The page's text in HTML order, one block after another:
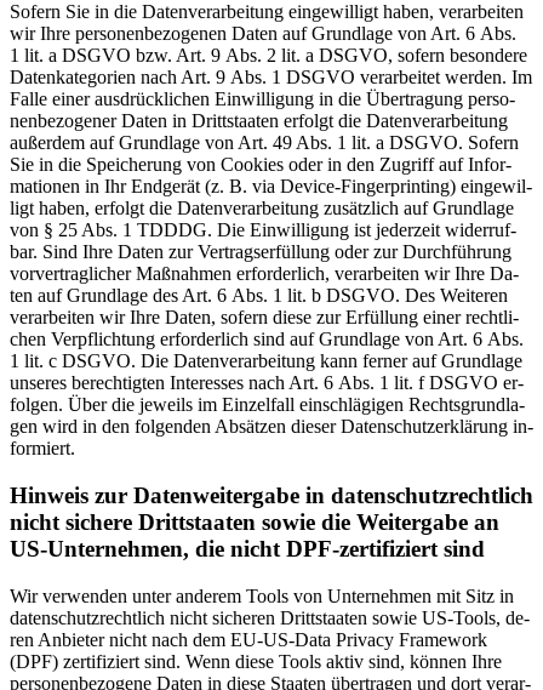
So­fern Sie in die Da­ten­ver­ar­bei­tung ein­ge­wil­ligt ha­ben, ver­ar­bei­ten
wir Ihre per­so­nen­be­zo­ge­nen Da­ten auf Grund­la­ge von Art. 6 Abs.
1 lit. a DSGVO bzw. Art. 9 Abs. 2 lit. a DSGVO, so­fern be­son­de­re
Da­ten­ka­te­go­rien nach Art. 9 Abs. 1 DSGVO ver­ar­bei­tet wer­den. Im
Fal­le ei­ner aus­drück­li­chen Ein­wil­li­gung in die Über­tra­gung per­so­
nen­be­zo­ge­ner Da­ten in Dritt­staa­ten er­folgt die Da­ten­ver­ar­bei­tung
au­ßer­dem auf Grund­la­ge von Art. 49 Abs. 1 lit. a DSGVO. So­fern
Sie in die Spei­che­rung von Coo­kies oder in den Zu­griff auf In­for­
ma­tio­nen in Ihr End­ge­rät (z. B. via De­vice-Fin­ger­prin­ting) ein­ge­wil­
ligt ha­ben, er­folgt die Da­ten­ver­ar­bei­tung zu­sätz­lich auf Grund­la­ge
von § 25 Abs. 1 TDDDG. Die Ein­wil­li­gung ist je­der­zeit wi­der­ruf­
bar. Sind Ihre Da­ten zur Ver­trags­er­fül­lung oder zur Durch­füh­rung
vor­ver­trag­li­cher Maß­nah­men er­for­der­lich, ver­ar­bei­ten wir Ihre Da­
ten auf Grund­la­ge des Art. 6 Abs. 1 lit. b DSGVO. Des Wei­te­ren
ver­ar­bei­ten wir Ihre Da­ten, so­fern die­se zur Er­fül­lung ei­ner recht­li­
chen Ver­pflich­tung er­for­der­lich sind auf Grund­la­ge von Art. 6 Abs.
1 lit. c DSGVO. Die Da­ten­ver­ar­bei­tung kann fer­ner auf Grund­la­ge
un­se­res be­rech­tig­ten In­ter­es­ses nach Art. 6 Abs. 1 lit. f DSGVO er­
fol­gen. Über die je­weils im Ein­zel­fall ein­schlä­gi­gen Rechts­grund­la­
gen wird in den fol­gen­den Ab­sät­zen die­ser Da­ten­schutz­er­klä­rung in­
for­miert.
Hin­weis zur Da­ten­wei­ter­ga­be in da­ten­schutz­recht­lich
nicht si­che­re Dritt­staa­ten so­wie die Wei­ter­ga­be an
US-Un­ter­neh­men, die nicht DPF-zer­ti­fi­ziert sind
Wir ver­wen­den un­ter an­de­rem Tools von Un­ter­neh­men mit Sitz in
da­ten­schutz­recht­lich nicht si­che­ren Dritt­staa­ten so­wie US-Tools, de­
ren An­bie­ter nicht nach dem EU-US-Data Pri­va­cy Frame­work
(DPF) zer­ti­fi­ziert sind. Wenn die­se Tools ak­tiv sind, kön­nen Ihre
per­so­nen­be­zo­ge­ne Da­ten in die­se Staa­ten über­tra­gen und dort ver­ar­